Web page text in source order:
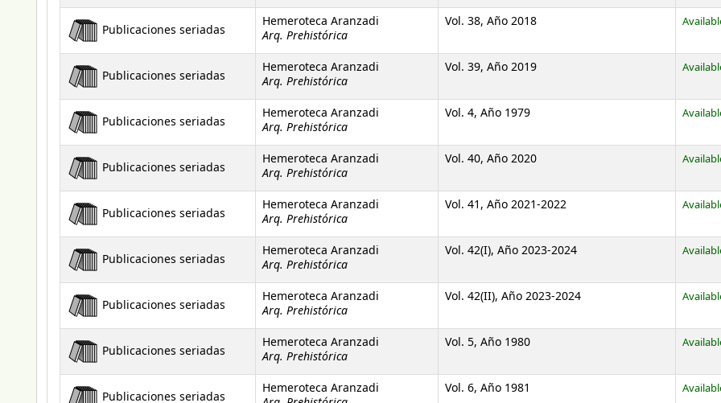
Publicaciones seriadas
Hemeroteca Aranzadi
Arq. Prehistórica
Vol. 38, Año 2018
Publicaciones seriadas
Hemeroteca Aranzadi
Arq. Prehistórica
Vol. 39, Año 2019
Publicaciones seriadas
Hemeroteca Aranzadi
Arq. Prehistórica
Vol. 4, Año 1979
Publicaciones seriadas
Hemeroteca Aranzadi
Arq. Prehistórica
Vol. 40, Año 2020
Publicaciones seriadas
Hemeroteca Aranzadi
Arq. Prehistórica
Vol. 41, Año 2021-2022
Publicaciones seriadas
Hemeroteca Aranzadi
Arq. Prehistórica
Vol. 42(I), Año 2023-2024
Publicaciones seriadas
Hemeroteca Aranzadi
Arq. Prehistórica
Vol. 42(II), Año 2023-2024
Publicaciones seriadas
Hemeroteca Aranzadi
Arq. Prehistórica
Vol. 5, Año 1980
Publicaciones seriadas
Hemeroteca Aranzadi Vol. 6, Año 1981